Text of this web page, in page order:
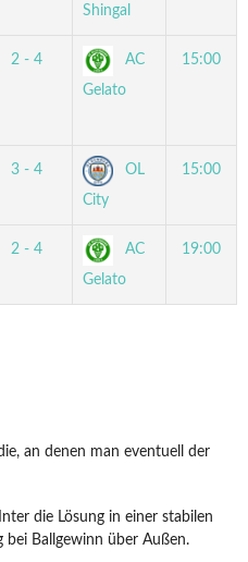
Shingal
2 - 4 AC
Gelato
15:00
3 - 4 OL
City
15:00
2 - 4 AC
Gelato
19:00
an denen man eventuell der
die Lösung in einer stabilen
bei Ballgewinn über Außen.